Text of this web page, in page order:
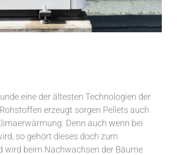
eine der ältesten Technologien der
erzeugt sorgen Pellets auch
Denn auch wenn bei
so gehört dieses doch zum
beim Nachwachsen der Bäume